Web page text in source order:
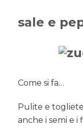
sale e
Come si fa…
Pulite e
anche i semi e